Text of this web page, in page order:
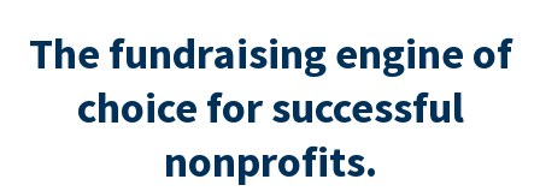
The fundraising engine of
choice for successful
nonprofits.